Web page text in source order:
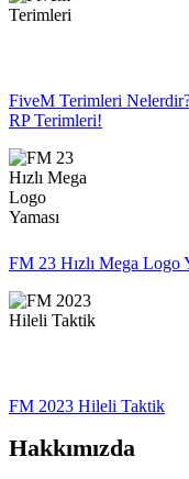
FiveM Terimleri
RP Terimleri!
FM 23 Hızlı Mega Logo
FM 2023 Hileli Taktik
Hakkımızda